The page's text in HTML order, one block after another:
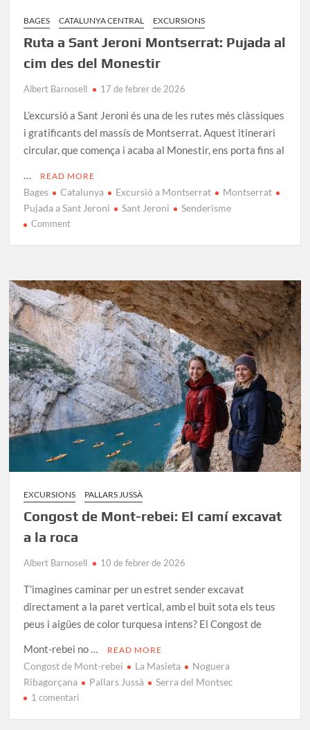
BAGES CATALUNYA CENTRAL EXCURSIONS
Ruta a Sant Jeroni Montserrat: Pujada al
cim des del Monestir
Albert Barnosell 17 de febrer de 2026
L’excursió a Sant Jeroni és una de les rutes més clàssiques
i gratificants del massís de Montserrat. Aquest itinerari
circular, que comença i acaba al Monestir, ens porta fins al
…
READ MORE
Bages Catalunya Excursió a Montserrat
Montserrat
Pujada a Sant Jeroni
Sant Jeroni Senderisme
Commenton
Jeroni
Montserrat:
Pujada
al
cim
des
del
Monestir
EXCURSIONS PALLARS JUSSÀ
Congost de Mont-rebei: El camí excavat
a la roca
Albert Barnosell 10 de febrer de 2026
T’imagines caminar per un estret sender excavat
directament a la paret vertical, amb el buit sota els teus
peus i aigües de color turquesa intens? El Congost de
Mont-rebei no …
READ MORE
Congost de Mont-rebei La Masieta
Noguera
Ribagorçana
Pallars Jussà Serra del Montsec
1 comentaria